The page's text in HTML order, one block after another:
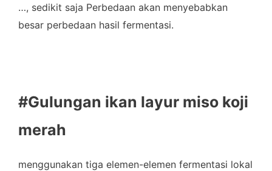
…, sedikit saja Perbedaan akan menyebabkan
besar perbedaan hasil fermentasi.
#Gulungan ikan layur miso koji
merah
menggunakan tiga elemen-elemen fermentasi lokal